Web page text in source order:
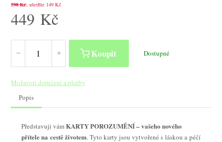
598Kč, ušetříte 149 Kč
449 Kč
Koupit Dostupné
Možnosti doručení a platby
Popis
Představuji vámKARTY POROZUMĚNÍ – vašeho nového
přítele na cestě životem. Tyto karty jsou vytvořené s láskou a péčí